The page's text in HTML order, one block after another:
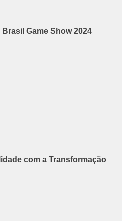
Game Show 2024
com a Transformação